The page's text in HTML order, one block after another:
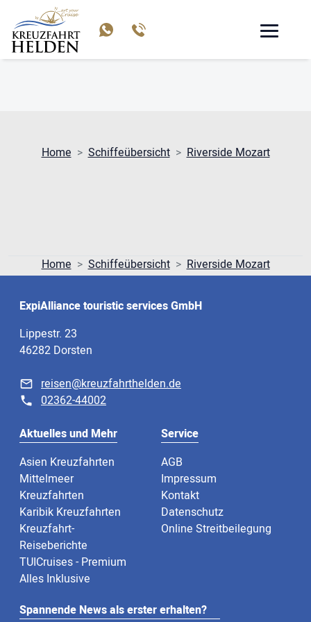
Home Schiffeübersicht Riverside Mozart
Home Schiffeübersicht Riverside Mozart
ExpiAlliance touristic services GmbH
Lippestr. 23
46282 Dorsten
reisen@kreuzfahrthelden.de
02362-44002
Aktuelles und Mehr
Asien Kreuzfahrten
Mittelmeer
Kreuzfahrten
Karibik Kreuzfahrten
Kreuzfahrt-
Reiseberichte
TUICruises - Premium
Alles Inklusive
Service
AGB
Impressum
Kontakt
Datenschutz
Online Streitbeilegung
Spannende News als erster erhalten?